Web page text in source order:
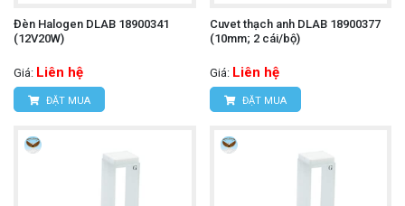
Đèn Halogen DLAB 18900341
(12V20W)
Giá: Liên hệ
ĐẶT MUA
Cuvet thạch anh DLAB 18900377
(10mm; 2 cái/bộ)
Giá: Liên hệ
ĐẶT MUA